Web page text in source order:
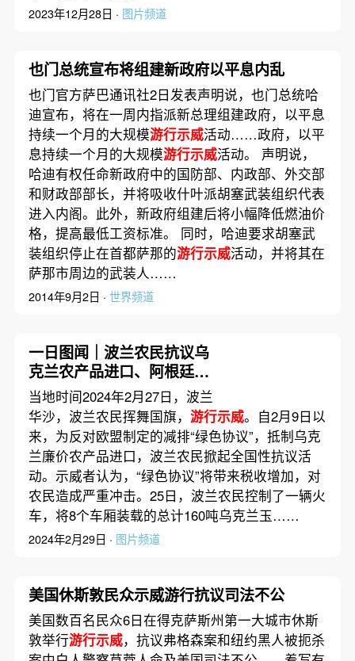
2023年12月28日 · 图片频道
也门总统宣布将组建新政府以平息内乱
也门官方萨巴通讯社2日发表声明说，也门总统哈
迪宣布，将在一周内指派新总理组建政府，以平息
持续一个月的大规模游行示威活动……政府，以平
息持续一个月的大规模游行示威活动。 声明说，
哈迪有权任命新政府中的国防部、内政部、外交部
和财政部部长，并将吸收什叶派胡塞武装组织代表
进入内阁。此外，新政府组建后将小幅降低燃油价
格，提高最低工资标准。 同时，哈迪要求胡塞武
装组织停止在首都萨那的游行示威活动，并将其在
萨那市周边的武装人……
2014年9月2日 · 世界频道
一日图闻｜波兰农民抗议乌
克兰农产品进口、阿根廷航
空工会罢工封锁机场影响数
万人出行
当地时间2024年2月27日，波兰
华沙，波兰农民挥舞国旗， 游行示威。自2月9日以
来，为反对欧盟制定的减排“绿色协议”，抵制乌克
兰廉价农产品进口，波兰农民掀起全国性抗议活
动。示威者认为，“绿色协议”将带来税收增加，对
农民造成严重冲击。25日，波兰农民控制了一辆火
车，将8个车厢装载的总计160吨乌克兰玉……
2024年2月29日 · 图片频道
美国休斯敦民众示威游行抗议司法不公
美国数百名民众6日在得克萨斯州第一大城市休斯
敦举行游行示威，抗议弗格森案和纽约黑人被扼杀